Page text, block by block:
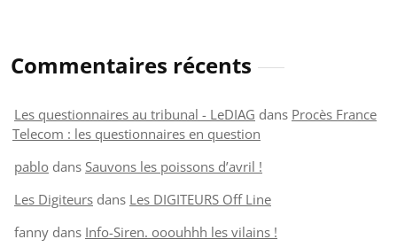
Commentaires récents
Les questionnaires au tribunal - LeDIAG dans Procès France
Telecom : les questionnaires en question
pablo dans Sauvons les poissons d’avril !
Les Digiteurs dans Les DIGITEURS Off Line
fanny dans Info-Siren. ooouhhh les vilains !